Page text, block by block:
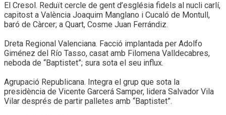
El Cresol. Reduït cercle de gent d’església fidels al nucli carlí,
capitost a València Joaquim Manglano i Cucaló de Montull,
baró de Càrcer; a Quart, Cosme Juan Ferrándiz.
Dreta Regional Valenciana. Facció implantada per Adolfo
Giménez del Río Tasso, casat amb Filomena Valldecabres,
neboda de “Baptistet”; sura sota el seu influx.
Agrupació Republicana. Integra el grup que sota la
presidència de Vicente Garcerá Samper, lidera Salvador Vila
Vilar després de partir palletes amb “Baptistet”.